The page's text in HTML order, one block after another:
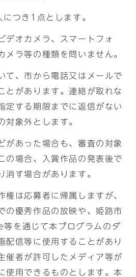
つき1点とします。
デオカメラ、スマートフォ
メラ等の種類を問いません。
て、市から電話又はメールで
とがあります。連絡が取れな
定する期限までに返信がない
対象外とします。
があった場合も、審査の対象
の場合、入賞作品の発表後で
消す場合があります。
権は応募者に帰属しますが、
の優秀作品の放映や、姫路市
を通じて本プログラムのダ
配信等に使用することがあり
催者が許可したメディア等が
使用できるものとします。本